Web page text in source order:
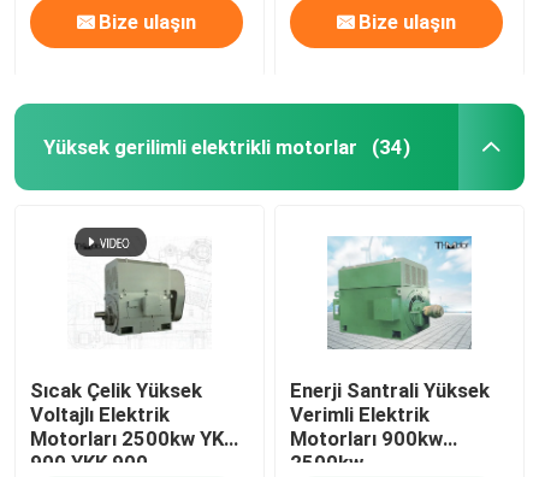
Bize ulaşın Bize ulaşın
Yüksek gerilimli elektrikli motorlar (34)
Sıcak Çelik Yüksek
Voltajlı Elektrik
Motorları 2500kw YKS
900 YKK 900
Enerji Santrali Yüksek
Verimli Elektrik
Motorları 900kw
2500kw